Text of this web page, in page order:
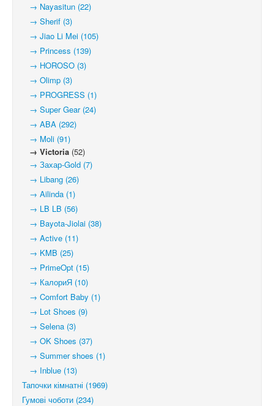
→ Nayasitun (22)
→ Sherif (3)
→ Jiao Li Mei (105)
→ Princess (139)
→ HOROSO (3)
→ Olimp (3)
→ PROGRESS (1)
→ Super Gear (24)
→ ABA (292)
→ Moli (91)
→ Victoria (52)
→ Захар-Gold (7)
→ Libang (26)
→ Ailinda (1)
→ LB LB (56)
→ Bayota-Jiolai (38)
→ Active (11)
→ KMB (25)
→ PrimeOpt (15)
→ КалориЯ (10)
→ Comfort Baby (1)
→ Lot Shoes (9)
→ Selena (3)
→ OK Shoes (37)
→ Summer shoes (1)
→ Inblue (13)
Тапочки кімнатні (1969)
Гумові чоботи (234)